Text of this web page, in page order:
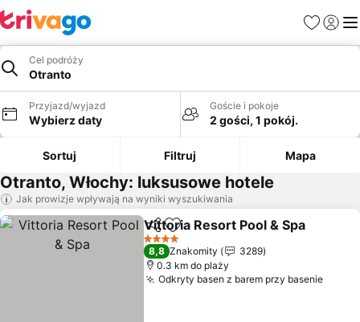
Ulubione
Cel podróży
Otranto
Przyjazd/wyjazd
Wybierz daty
Goście i pokoje
2 gości, 1 pokój.
Sortuj Filtruj Mapa
Otranto, Włochy: luksusowe hotele
Jak prowizje wpływają na wyniki wyszukiwania
Udostępnij
Dodaj do ulubionych
Vittoria Resort Pool & Spa
4 Kategoria
8,8 Znakomity
3289
0.3 km do plaży
Odkryty basen z barem przy basenie